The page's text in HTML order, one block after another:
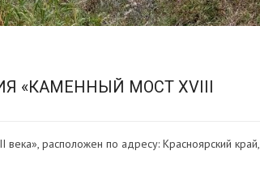
«КАМЕННЫЙ МОСТ XVIII
века», расположен по адресу: Красноярский край,